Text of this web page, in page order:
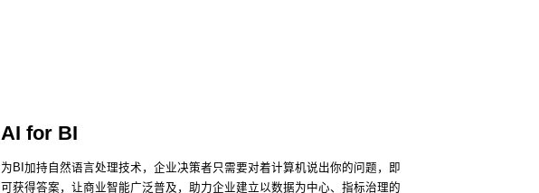
AI for BI
为BI加持自然语言处理技术，企业决策者只需要对着计算机说出你的问题，即
可获得答案，让商业智能广泛普及，助力企业建立以数据为中心、指标治理的